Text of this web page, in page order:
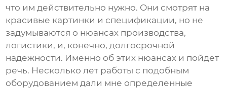
что им действительно нужно. Они смотрят на
красивые картинки и спецификации, но не
задумываются о нюансах производства,
логистики, и, конечно, долгосрочной
надежности. Именно об этих нюансах и пойдет
речь. Несколько лет работы с подобным
оборудованием дали мне определенные